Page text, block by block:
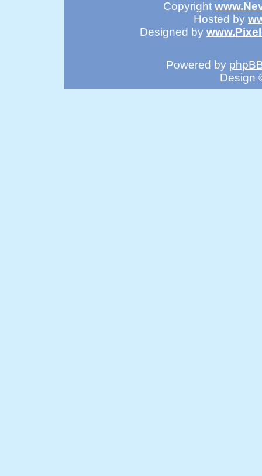
Copyright
Hosted by
Designed by
Powered by
Design